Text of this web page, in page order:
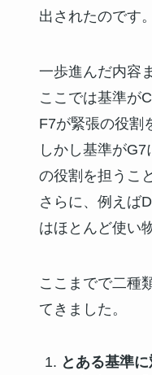
出されたのです。
一歩進んだ内容
ここでは基準が
F7が緊張の役割
しかし基準が
の役割を担うこ
さらに、例えば
はほとんど使い
ここまでで二種
てきました。
とある基準